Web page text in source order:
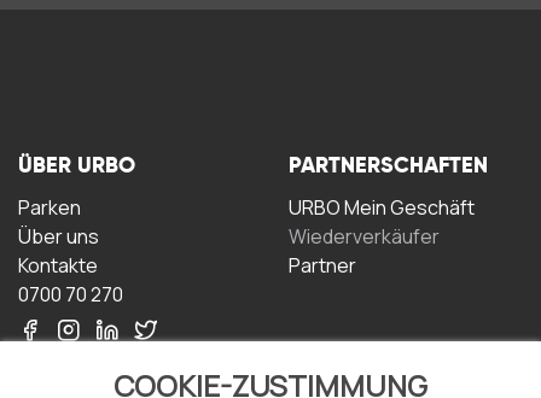
COOKIE-ZUSTIMMUNG
ÜBER URBO
Parken
Über uns
Kontakte
0700 70 270
PARTNERSCHAFTEN
URBO Mein Geschäft
Wiederverkäufer
Partner